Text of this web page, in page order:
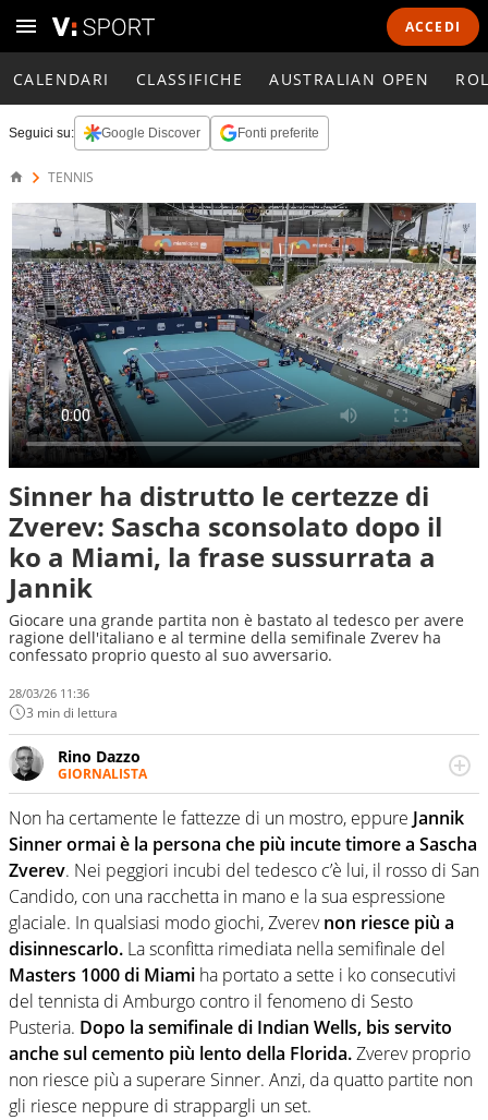
ACCEDI
CALENDARI CLASSIFICHE AUSTRALIAN OPEN
Seguici su: Google Discover Fonti preferite
TENNIS
Sinner ha distrutto le certezze di
Zverev: Sascha sconsolato dopo il
ko a Miami, la frase sussurrata a
Jannik
Giocare una grande partita non è bastato al tedesco per avere
ragione dell'italiano e al termine della semifinale Zverev ha
confessato proprio questo al suo avversario.
28/03/26 11:36
3 min di lettura
Rino Dazzo
GIORNALISTA
Se mai ci fosse modo di traslare il glossario del calcio in
una nicchia di esperti, lui ne farebbe parte. Non si perde
una svista arbitrale né gli umori social del mondo delle
curve
Non ha certamente le fattezze di un mostro, eppure Jannik
Sinner ormai è la persona che più incute timore a Sascha
Zverev. Nei peggiori incubi del tedesco c’è lui, il rosso di San
Candido, con una racchetta in mano e la sua espressione
glaciale. In qualsiasi modo giochi, Zverevnon riesce più a
disinnescarlo. La sconfitta rimediata nella semifinale del
Masters 1000 di Miami ha portato a sette i ko consecutivi
del tennista di Amburgo contro il fenomeno di Sesto
Pusteria. Dopo la semifinale di Indian Wells, bis servito
anche sul cemento più lento della Florida.Zverev proprio
non riesce più a superare Sinner. Anzi, da quatto partite non
gli riesce neppure di strappargli un set.